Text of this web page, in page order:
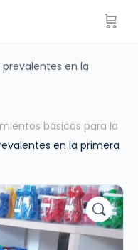
en la
básicos para la
en la primera